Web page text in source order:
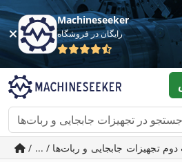
Machineseeker
رایگان در فروشگاه